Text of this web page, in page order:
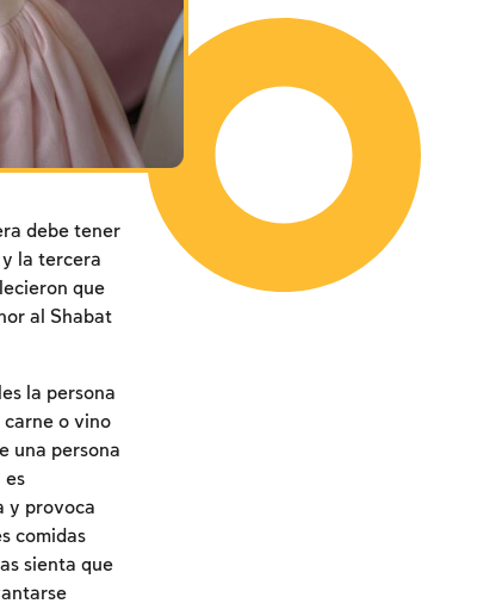
debe tener
y la tercera
que
al Shabat
la persona
o vino
una persona
es
y provoca
comidas
sienta que